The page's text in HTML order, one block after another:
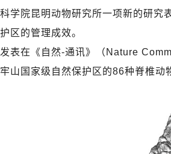
学院昆明动物研究所一项新的研究
区的管理成效。
表在《自然-通讯》（Nature
山国家级自然保护区的86种脊椎